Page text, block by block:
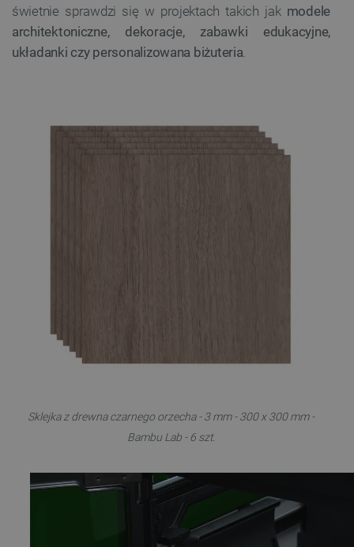
świetnie sprawdzi się w projektach takich jak modele
architektoniczne, dekoracje, zabawki edukacyjne,
układanki czy personalizowana biżuteria.
Sklejka z drewna czarnego orzecha - 3 mm - 300 x 300 mm -
Bambu Lab - 6 szt.